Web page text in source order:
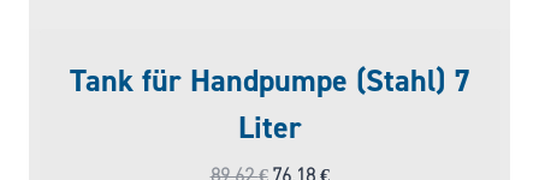
Tank für Handpumpe (Stahl) 7
Liter
Ursprünglicher
Aktueller